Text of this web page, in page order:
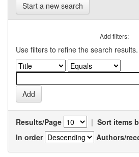
Start a new search
Add filters:
Use filters to refine the search results.
Results/Page | Sort items
In order
Authors/